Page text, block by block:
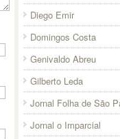
Diego Emir
Domingos Costa
Genivaldo Abreu
Gilberto Leda
Jornal Folha de São
Jornal o Imparcial